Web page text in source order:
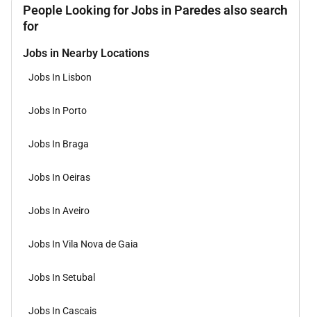
People Looking for Jobs in Paredes also search
for
Jobs in Nearby Locations
Jobs In Lisbon
Jobs In Porto
Jobs In Braga
Jobs In Oeiras
Jobs In Aveiro
Jobs In Vila Nova de Gaia
Jobs In Setubal
Jobs In Cascais